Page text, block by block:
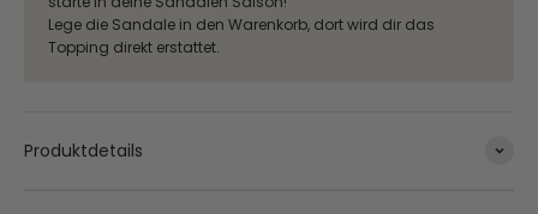
Lege die Sandale in den Warenkorb, dort wird dir das
Topping direkt erstattet.
Produktdetails